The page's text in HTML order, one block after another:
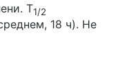
T1/2
18 ч). Не